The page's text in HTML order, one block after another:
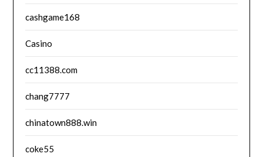
cashgame168
Casino
cc11388.com
chang7777
chinatown888.win
coke55